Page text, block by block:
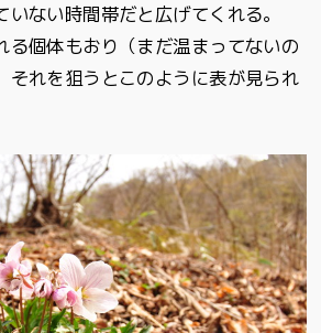
ない時間帯だと広げてくれる。
る個体もおり（まだ温まってないの
それを狙うとこのように表が見られ